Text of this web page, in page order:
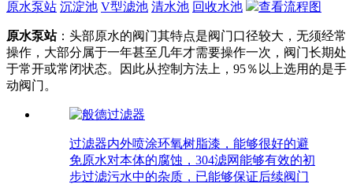
原水泵站 沉淀池 V型滤池 清水池 回收水池 查看流程图
原水泵站：头部原水的阀门其特点是阀门口径较大，无须经常
操作，大部分属于一年甚至几年才需要操作一次，阀门长期处
于常开或常闭状态。因此从控制方法上，95％以上选用的是手
动阀门。
过滤器内外喷涂环氧树脂漆，能够很好的避
免原水对本体的腐蚀，304滤网能够有效的初
步过滤污水中的杂质，已能够保证后续阀门